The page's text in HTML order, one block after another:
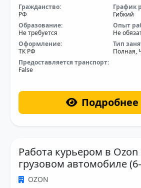
Гражданство:
РФ
График
Гибкий
Образование:
Не требуется
Опыт
Не
Оформление:
ТК РФ
Тип
Полная,
Предоставляется транспорт:
False
Подробнее
Работа курьером в
грузовом автомобиле
OZON